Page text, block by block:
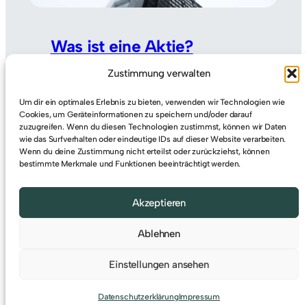
Zustimmung verwalten
Um dir ein optimales Erlebnis zu bieten, verwenden wir Technologien wie
Cookies, um Geräteinformationen zu speichern und/oder darauf
zuzugreifen. Wenn du diesen Technologien zustimmst, können wir Daten
wie das Surfverhalten oder eindeutige IDs auf dieser Website verarbeiten.
Wenn du deine Zustimmung nicht erteilst oder zurückziehst, können
bestimmte Merkmale und Funktionen beeinträchtigt werden.
Akzeptieren
Ablehnen
Einstellungen ansehen
DatenschutzerklärungImpressum
Was ist eine Aktie?
Hallo zusammen! Der Aktienmarkt ist
ein faszinierender Ort, der mir erst
vor ein paar Jahren richtig zugänglich
wurde. Seit ich mich intensiver mit
dem Thema beschäftigt habe, hat
sich mein Verständnis für
Investitionen…Weiterlesen